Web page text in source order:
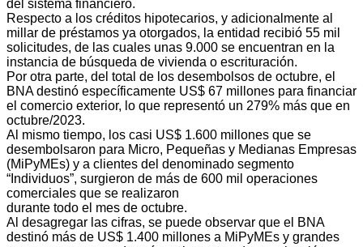
del sistema financiero.
Respecto a los créditos hipotecarios, y adicionalmente al
millar de préstamos ya otorgados, la entidad recibió 55 mil
solicitudes, de las cuales unas 9.000 se encuentran en la
instancia de búsqueda de vivienda o escrituración.
Por otra parte, del total de los desembolsos de octubre, el
BNA destinó específicamente US$ 67 millones para financiar
el comercio exterior, lo que representó un 279% más que en
octubre/2023.
Al mismo tiempo, los casi US$ 1.600 millones que se
desembolsaron para Micro, Pequeñas y Medianas Empresas
(MiPyMEs) y a clientes del denominado segmento
“Individuos”, surgieron de más de 600 mil operaciones
comerciales que se realizaron
durante todo el mes de octubre.
Al desagregar las cifras, se puede observar que el BNA
destinó más de US$ 1.400 millones a MiPyMEs y grandes